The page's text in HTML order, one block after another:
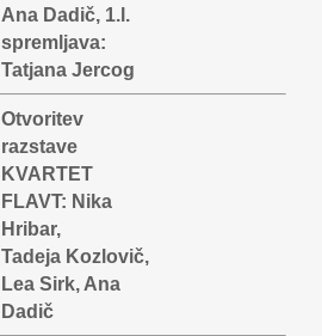
Ana Dadič, 1.l.
spremljava:
Tatjana Jercog
Otvoritev
razstave
KVARTET
FLAVT: Nika
Hribar,
Tadeja Kozlovič,
Lea Sirk, Ana
Dadič